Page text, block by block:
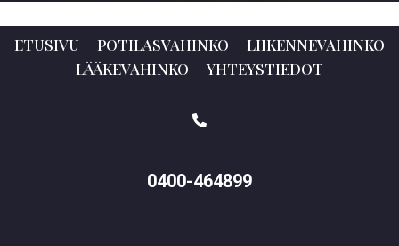
ETUSIVU POTILASVAHINKO
LIIKENNEVAHINKO
LÄÄKEVAHINKO
YHTEYSTIEDOT
0400-464899